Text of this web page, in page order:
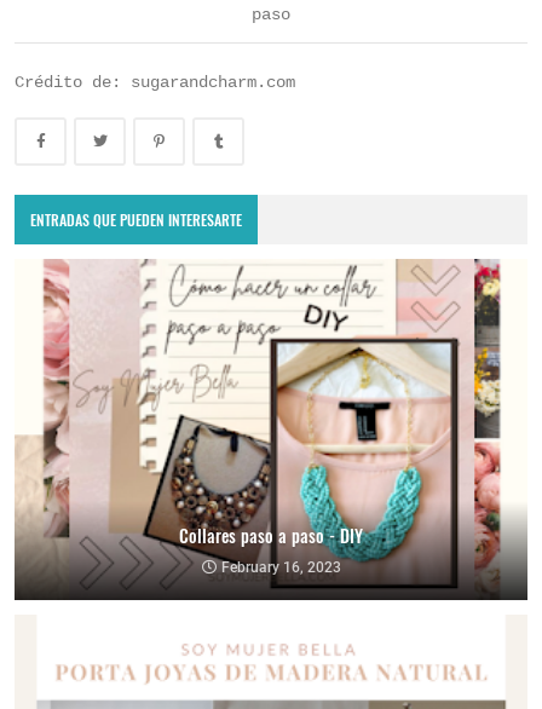
paso
Crédito de: sugarandcharm.com
ENTRADAS QUE PUEDEN INTERESARTE
Collares paso a paso - DIY
February 16, 2023